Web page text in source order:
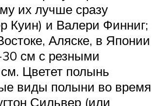
их лучше сразу
Куин) и Валери Финниг;
Аляске, в Японии
30 см с резными
Цветет полынь
виды полыни во время
Сильвер (или